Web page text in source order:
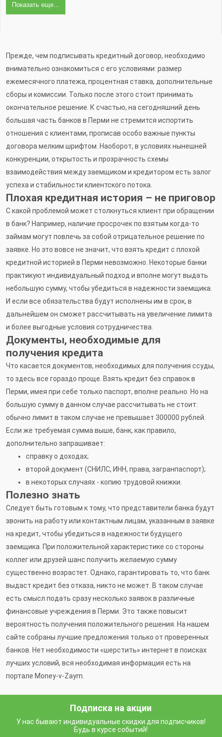
Показать еще...
Прежде, чем подписывать кредитный договор, необходимо
внимательно ознакомиться с его условиями: размер
ежемесячного платежа, процентная ставка, дополнительные
сборы и комиссии. Только после этого стоит принимать
окончательное решение. К счастью, на сегодняшний день
большая часть банков в Перми не стремится испортить
отношения с клиентами, прописав особо важные пункты
договора мелким шрифтом. Наоборот, в условиях нынешней
конкуренции, открытость и прозрачность схемы
взаимодействия между заемщиком и кредитором есть залог
успеха и стабильности клиентского потока.
Плохая кредитная история – не приговор
С какой проблемой может столкнуться клиент при обращении
в банк? Например, наличие просрочек по взятым когда-то
займам могут повлечь за собой отрицательное решение по
заявке. Но это вовсе не значит, что взять кредит с плохой
кредитной историей в Перми невозможно. Некоторые банки
практикуют индивидуальный подход и вполне могут выдать
небольшую сумму, чтобы убедиться в надежности заемщика.
И если все обязательства будут исполнены им в срок, в
дальнейшем он сможет рассчитывать на увеличение лимита
и более выгодные условия сотрудничества.
Документы, необходимые для
получения кредита
Что касается документов, необходимых для получения ссуды,
то здесь все гораздо проще. Взять кредит без справок в
Перми, имея при себе только паспорт, вполне реально. Но на
большую сумму в данном случае рассчитывать не стоит:
обычно лимит в таком случае не превышает 300000 рублей.
Если же требуемая сумма выше, банк, как правило,
дополнительно запрашивает:
справку о доходах;
второй документ (СНИЛС, ИНН, права, загранпаспорт);
в некоторых случаях - копию трудовой книжки.
Полезно знать
Следует быть готовым к тому, что представители банка будут
звонить на работу или контактным лицам, указанным в заявке
на кредит, чтобы убедиться в надежности будущего
заемщика. При положительной характеристике со стороны
коллег или друзей шанс получить желаемую сумму
существенно возрастет. Однако, гарантировать то, что банк
выдаст кредит без отказа, никто не может. В таком случае
есть смысл подать сразу несколько заявок в различные
финансовые учреждения в Перми. Это также повысит
вероятность получения положительного решения. На нашем
сайте собраны лучшие предложения только от проверенных
банков. Нет необходимости «шерстить» интернет в поисках
лучших условий, вся необходимая информация есть на
портале Money-v-Zaym.
Подписка на акции
У нас бывают индивидуальные скидки для подписчиков!
Будь в курсе событий!